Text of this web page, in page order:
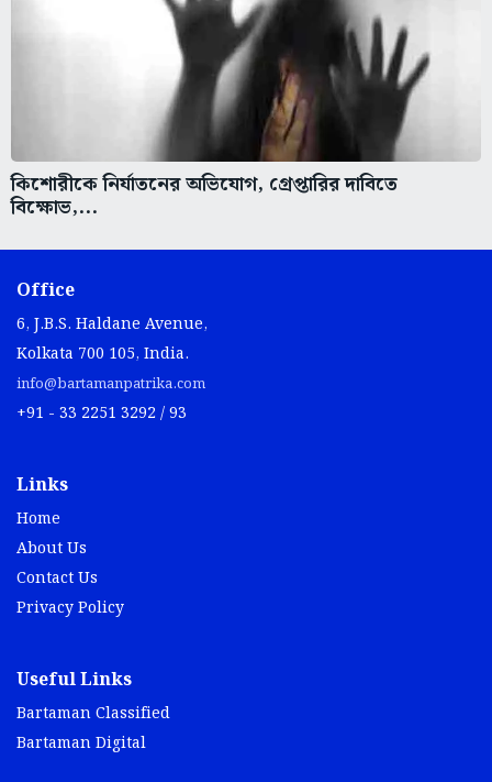
কিশোরীকে নির্যাতনের অভিযোগ, গ্রেপ্তারির দাবিতে
বিক্ষোভ,...
Office
6, J.B.S. Haldane Avenue,
Kolkata 700 105, India.
info@bartamanpatrika.com
+91 - 33 2251 3292 / 93
Links
Home
About Us
Contact Us
Privacy Policy
Useful Links
Bartaman Classified
Bartaman Digital